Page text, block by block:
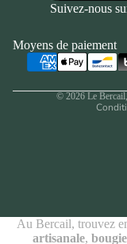
Suivez-nous
Moyens de paiement
© 2026 Le Bercail,
Politique de
Politique de
Conditions
Politique
Conditions
Au Bercail, trouvez
artisanale,